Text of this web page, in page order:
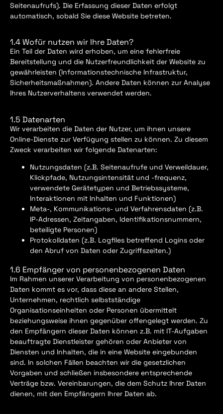
Seitenaufrufs). Die Erfassung dieser Daten erfolgt
automatisch, sobald Sie diese Website betreten.
1.4 Wofür nutzen wir Ihre Daten?
Ein Teil der Daten wird erhoben, um eine fehlerfreie
Bereitstellung und die Nutzerfreundlichkeit der Website zu
gewährleisten (Informationstechnische Infrastruktur,
Sicherheitsmaßnahmen). Andere Daten können zur Analyse
Ihres Nutzerverhaltens verwendet werden.
1.5 Datenarten
Wir verarbeiten die Daten der Nutzer, um ihnen unsere
Online-Dienste zur Verfügung stellen zu können. Zu diesem
Zweck verarbeiten wir folgende Datenarten:
Nutzungsdaten (z.B. Seitenaufrufe und Verweildauer,
Klickpfade, Nutzungsintensität und -frequenz,
verwendete Gerätetypen und Betriebssysteme,
Interaktionen mit Inhalten und Funktionen)
Meta-, Kommunikations- und Verfahrensdaten (z.B.
IP-Adressen, Zeitangaben, Identifikationsnummern,
beteiligte Personen)
Protokolldaten (z.B. Logfiles betreffend Logins oder
den Abruf von Daten oder Zugriffszeiten.)
1.6 Empfänger von personenbezogenen Daten
Im Rahmen unserer Verarbeitung von personenbezogenen
Daten kommt es vor, dass diese an andere Stellen,
Unternehmen, rechtlich selbstständige
Organisationseinheiten oder Personen übermittelt
beziehungsweise ihnen gegenüber offengelegt werden. Zu
den Empfängern dieser Daten können z.B. mit IT-Aufgaben
beauftragte Dienstleister gehören oder Anbieter von
Diensten und Inhalten, die in eine Website eingebunden
sind. In solchen Fällen beachten wir die gesetzlichen
Vorgaben und schließen insbesondere entsprechende
Verträge bzw. Vereinbarungen, die dem Schutz Ihrer Daten
dienen, mit den Empfängern Ihrer Daten ab.